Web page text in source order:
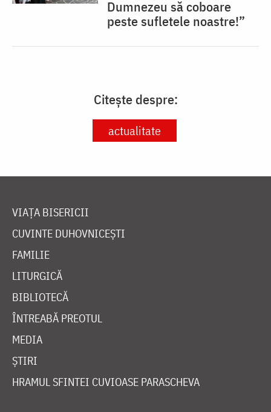
Dumnezeu să coboare
peste sufletele noastre!”
Citește despre:
actualitate
VIAȚA BISERICII
CUVINTE DUHOVNICEȘTI
FAMILIE
LITURGICĂ
BIBLIOTECĂ
ÎNTREABĂ PREOTUL
MEDIA
ȘTIRI
HRAMUL SFINTEI CUVIOASE PARASCHEVA